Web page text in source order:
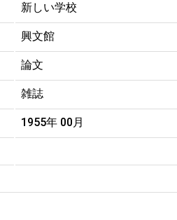
新しい学校
興文館
論文
雑誌
1955年 00月